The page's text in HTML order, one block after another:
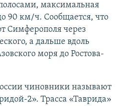
максимальная
90 км/ч. Сообщается, что
Симферополя через
а дальше вдоль
моря до Ростова-
чиновники называют
2». Трасса «Таврида»